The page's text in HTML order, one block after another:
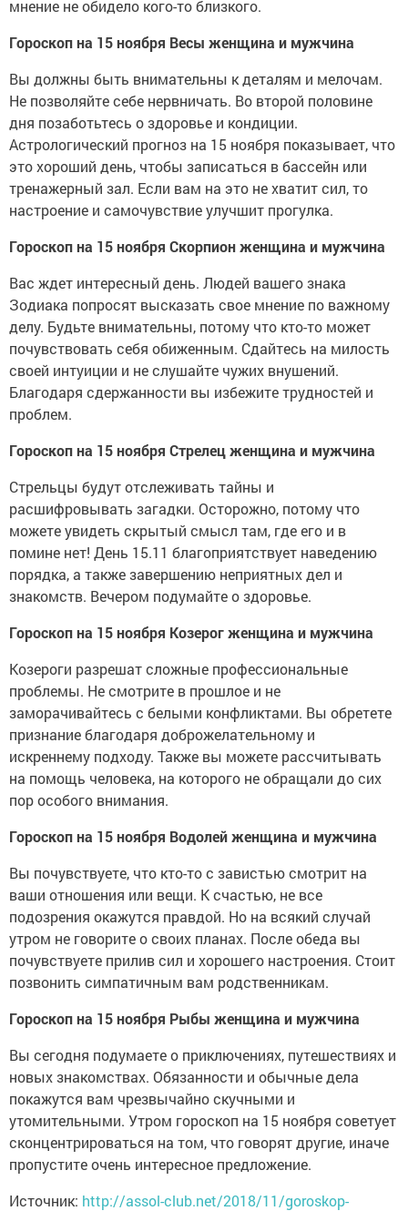
мнение не обидело кого-то близкого.
Гороскоп на 15 ноября Весы женщина и мужчина
Вы должны быть внимательны к деталям и мелочам.
Не позволяйте себе нервничать. Во второй половине
дня позаботьтесь о здоровье и кондиции.
Астрологический прогноз на 15 ноября показывает, что
это хороший день, чтобы записаться в бассейн или
тренажерный зал. Если вам на это не хватит сил, то
настроение и самочувствие улучшит прогулка.
Гороскоп на 15 ноября Скорпион женщина и мужчина
Вас ждет интересный день. Людей вашего знака
Зодиака попросят высказать свое мнение по важному
делу. Будьте внимательны, потому что кто-то может
почувствовать себя обиженным. Сдайтесь на милость
своей интуиции и не слушайте чужих внушений.
Благодаря сдержанности вы избежите трудностей и
проблем.
Гороскоп на 15 ноября Стрелец женщина и мужчина
Стрельцы будут отслеживать тайны и
расшифровывать загадки. Осторожно, потому что
можете увидеть скрытый смысл там, где его и в
помине нет! День 15.11 благоприятствует наведению
порядка, а также завершению неприятных дел и
знакомств. Вечером подумайте о здоровье.
Гороскоп на 15 ноября Козерог женщина и мужчина
Козероги разрешат сложные профессиональные
проблемы. Не смотрите в прошлое и не
заморачивайтесь с белыми конфликтами. Вы обретете
признание благодаря доброжелательному и
искреннему подходу. Также вы можете рассчитывать
на помощь человека, на которого не обращали до сих
пор особого внимания.
Гороскоп на 15 ноября Водолей женщина и мужчина
Вы почувствуете, что кто-то с завистью смотрит на
ваши отношения или вещи. К счастью, не все
подозрения окажутся правдой. Но на всякий случай
утром не говорите о своих планах. После обеда вы
почувствуете прилив сил и хорошего настроения. Стоит
позвонить симпатичным вам родственникам.
Гороскоп на 15 ноября Рыбы женщина и мужчина
Вы сегодня подумаете о приключениях, путешествиях и
новых знакомствах. Обязанности и обычные дела
покажутся вам чрезвычайно скучными и
утомительными. Утром гороскоп на 15 ноября советует
сконцентрироваться на том, что говорят другие, иначе
пропустите очень интересное предложение.
Источник: http://assol-club.net/2018/11/goroskop-